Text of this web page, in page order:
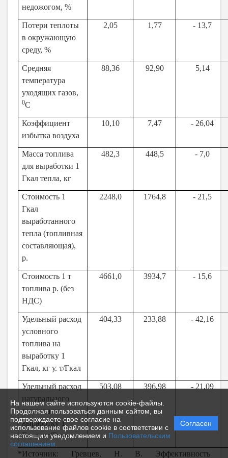
На нашем сайте используются cookie-файлы.
Продолжая пользоваться данным сайтом, вы
подтверждаете свое согласие на
использование файлов cookie в соответствии с
настоящим уведомлением и Пользовательским
соглашением
Согласен
недожогом, %
Потери теплоты
в окружающую
среду, %
2,05 1,77 - 13,7
Средняя
температура
уходящих газов,
0С
88,36 92,90 5,14
Коэффициент
избытка воздуха
10,10 7,47 - 26,04
Масса топлива
для выработки 1
Гкал тепла, кг
482,3 448,5 - 7,0
Стоимость 1
Гкал
выработанного
тепла (топливная
составляющая),
р.
2248,0 1764,8 - 21,5
Стоимость 1 т
топлива р. (без
НДС)
4661,0 3934,7 - 15,6
Удельный расход
условного
топлива на
выработку 1
Гкал, кг у. т/Гкал
404,33 233,88 - 42,16
Удельный расход
натурального
топлива на
выработку 1
Гкал, кг/Гкал
503,08 396,98 - 21,09
*Источник: Гревцев, Н. В. Эффективность